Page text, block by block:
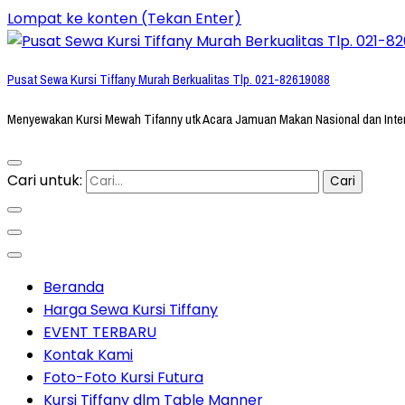
Lompat ke konten (Tekan Enter)
Pusat Sewa Kursi Tiffany Murah Berkualitas Tlp. 021-82619088
Menyewakan Kursi Mewah Tifanny utk Acara Jamuan Makan Nasional dan
Cari untuk:
Beranda
Harga Sewa Kursi Tiffany
EVENT TERBARU
Kontak Kami
Foto-Foto Kursi Futura
Kursi Tiffany dlm Table Manner